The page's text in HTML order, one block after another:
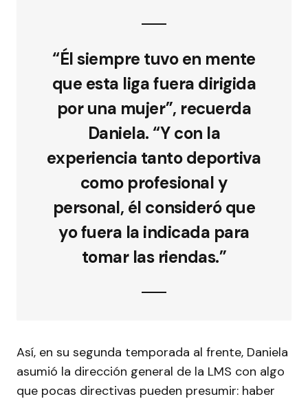
“Él siempre tuvo en mente
que esta liga fuera dirigida
por una mujer”, recuerda
Daniela. “Y con la
experiencia tanto deportiva
como profesional y
personal, él consideró que
yo fuera la indicada para
tomar las riendas.”
Así, en su segunda temporada al frente, Daniela
asumió la dirección general de la LMS con algo
que pocas directivas pueden presumir: haber